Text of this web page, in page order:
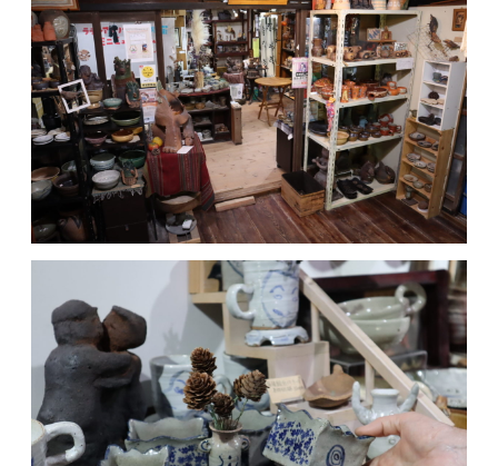
EXHIBITOR
MOVIE
ACCESS / STAY
CONTACT